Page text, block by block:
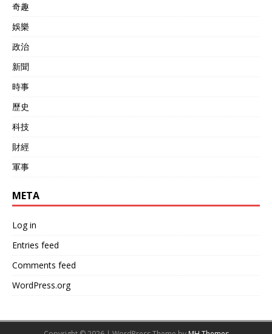
奇趣
娛樂
政治
新聞
時事
歷史
科技
財經
軍事
META
Log in
Entries feed
Comments feed
WordPress.org